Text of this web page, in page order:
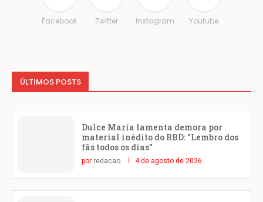
Facebook Twitter Instagram Youtube
ÚLTIMOS POSTS
Dulce María lamenta demora por
material inédito do RBD: “Lembro dos
fãs todos os dias”
por redacao 4 de agosto de 2026